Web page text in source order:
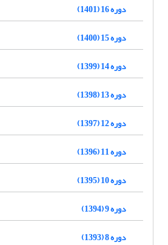
دوره 16 (1401)
دوره 15 (1400)
دوره 14 (1399)
دوره 13 (1398)
دوره 12 (1397)
دوره 11 (1396)
دوره 10 (1395)
دوره 9 (1394)
دوره 8 (1393)